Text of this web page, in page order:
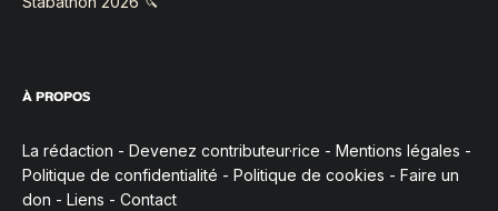
À PROPOS
La rédaction - Devenez contributeur·rice - Mentions légales -
Politique de confidentialité - Politique de cookies - Faire un
don - Liens - Contact